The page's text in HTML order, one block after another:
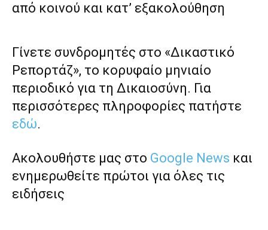
από κοινού και κατ’ εξακολούθηση
Γίνετε συνδρομητές στο «Δικαστικό
Ρεπορτάζ», το κορυφαίο μηνιαίο
περιοδικό για τη Δικαιοσύνη. Για
περισσότερες πληροφορίες πατήστε
εδώ.
Ακολουθήστε μας στο Google News και
ενημερωθείτε πρώτοι για όλες τις
ειδήσεις